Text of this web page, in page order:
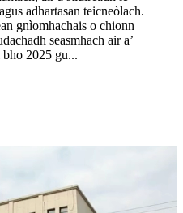
adhartasan teicneòlach.
gnìomhachais o chionn
seasmhach air a’
2025 gu...